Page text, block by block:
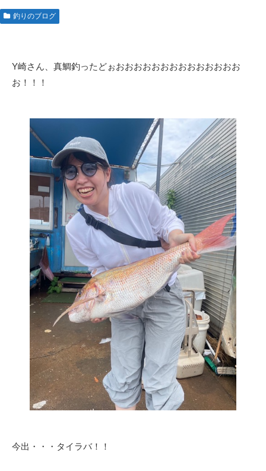
釣りのブログ
Y崎さん、真鯛釣ったどぉおおおおおおおおおおおおおお
お！！！
今出・・・タイラバ！！